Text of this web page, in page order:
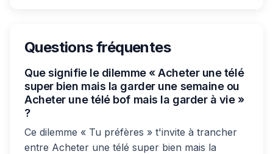
Questions fréquentes
Que signifie le dilemme « Acheter une télé
super bien mais la garder une semaine ou
Acheter une télé bof mais la garder à vie »
?
Ce dilemme « Tu préfères » t'invite à trancher
entre Acheter une télé super bien mais la